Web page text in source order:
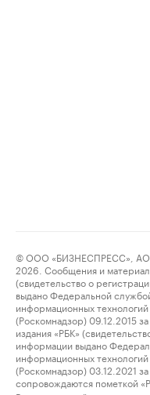
© ООО «БИЗНЕСПРЕСС»,
2026. Сообщения и
(свидетельство о
выдано Федеральной
информационных
(Роскомнадзор) 09.12.2015
издания «РБК»
информации выдано
информационных
(Роскомнадзор) 03.12.2021
сопровождаются пометкой